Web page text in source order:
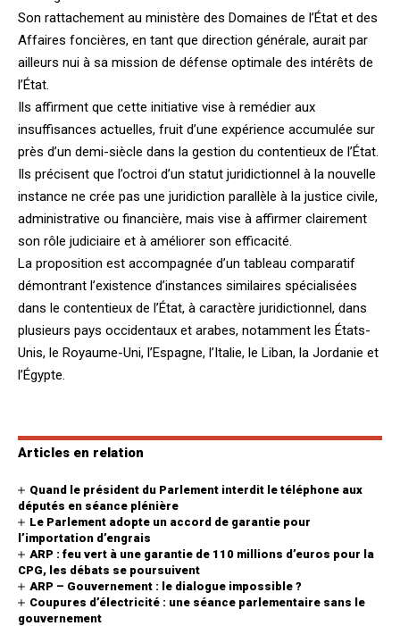
Son rattachement au ministère des Domaines de l’État et des
Affaires foncières, en tant que direction générale, aurait par
ailleurs nui à sa mission de défense optimale des intérêts de
l’État.
Ils affirment que cette initiative vise à remédier aux
insuffisances actuelles, fruit d’une expérience accumulée sur
près d’un demi-siècle dans la gestion du contentieux de l’État.
Ils précisent que l’octroi d’un statut juridictionnel à la nouvelle
instance ne crée pas une juridiction parallèle à la justice civile,
administrative ou financière, mais vise à affirmer clairement
son rôle judiciaire et à améliorer son efficacité.
La proposition est accompagnée d’un tableau comparatif
démontrant l’existence d’instances similaires spécialisées
dans le contentieux de l’État, à caractère juridictionnel, dans
plusieurs pays occidentaux et arabes, notamment les États-
Unis, le Royaume-Uni, l’Espagne, l’Italie, le Liban, la Jordanie et
l’Égypte.
Articles en relation
Quand le président du Parlement interdit le téléphone aux
députés en séance plénière
Le Parlement adopte un accord de garantie pour
l’importation d’engrais
ARP : feu vert à une garantie de 110 millions d’euros pour la
CPG, les débats se poursuivent
ARP – Gouvernement : le dialogue impossible ?
Coupures d’électricité : une séance parlementaire sans le
gouvernement